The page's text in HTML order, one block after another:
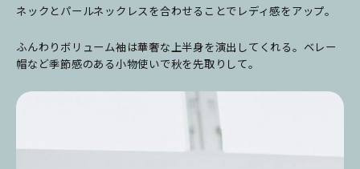
ネックとパールネックレスを合わせることでレディ感をアップ。
ふんわりボリューム袖は華奢な上半身を演出してくれる。ベレー
帽など季節感のある小物使いで秋を先取りして。